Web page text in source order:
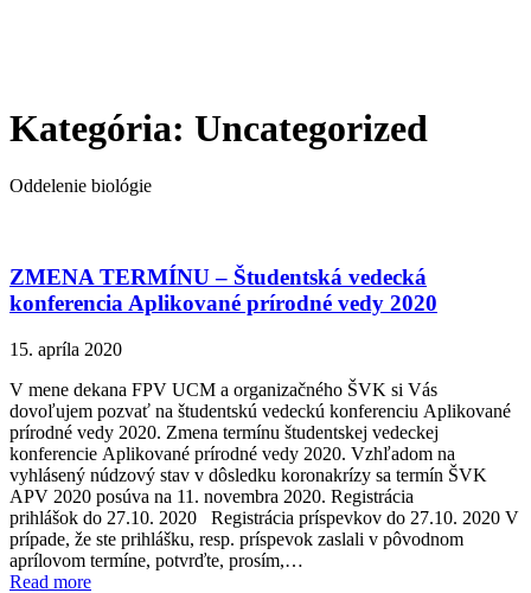
Kategória: Uncategorized
Oddelenie biológie
ZMENA TERMÍNU – Študentská vedecká
konferencia Aplikované prírodné vedy 2020
15. apríla 2020
V mene dekana FPV UCM a organizačného ŠVK si Vás
dovoľujem pozvať na študentskú vedeckú konferenciu Aplikované
prírodné vedy 2020. Zmena termínu študentskej vedeckej
konferencie Aplikované prírodné vedy 2020. Vzhľadom na
vyhlásený núdzový stav v dôsledku koronakrízy sa termín ŠVK
APV 2020 posúva na 11. novembra 2020. Registrácia
prihlášok do 27.10. 2020 Registrácia príspevkov do 27.10. 2020 V
prípade, že ste prihlášku, resp. príspevok zaslali v pôvodnom
aprílovom termíne, potvrďte, prosím,…
Read more